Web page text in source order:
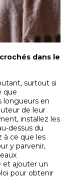
dans le
surtout si
que
longueurs en
de leur
installez les
dessus du
à ce que les
y parvenir,
et ajouter un
pour obtenir